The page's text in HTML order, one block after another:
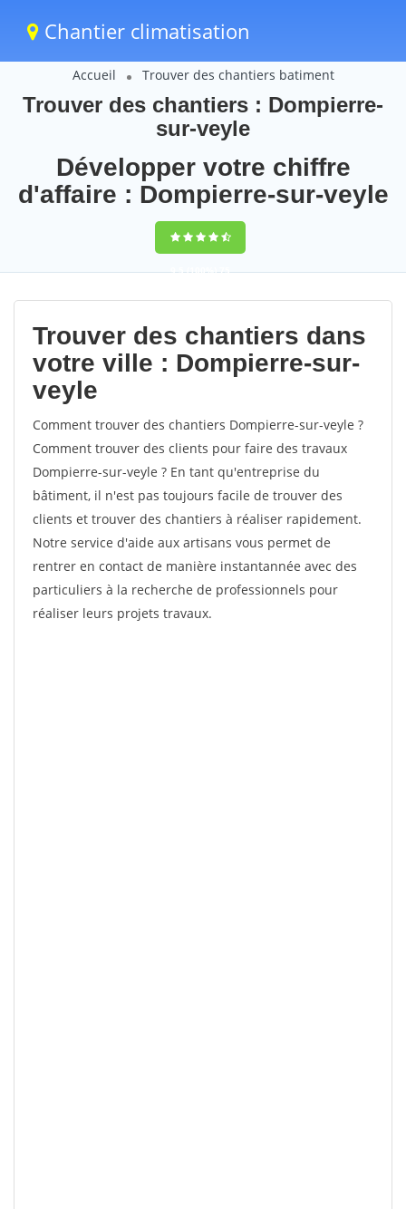
Chantier climatisation
Accueil Trouver des chantiers batiment
Trouver des chantiers : Dompierre-
sur-veyle
Développer votre chiffre
d'affaire : Dompierre-sur-veyle
9,5(100%)75
votes
Trouver des chantiers dans
votre ville : Dompierre-sur-
veyle
Comment trouver des chantiers Dompierre-sur-veyle ?
Comment trouver des clients pour faire des travaux
Dompierre-sur-veyle ? En tant qu'entreprise du
bâtiment, il n'est pas toujours facile de trouver des
clients et trouver des chantiers à réaliser rapidement.
Notre service d'aide aux artisans vous permet de
rentrer en contact de manière instantannée avec des
particuliers à la recherche de professionnels pour
réaliser leurs projets travaux.